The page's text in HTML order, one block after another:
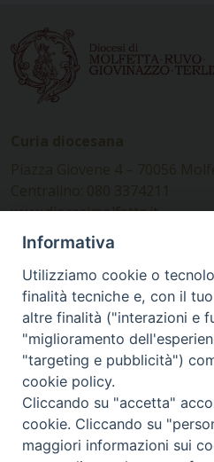
www.diocesimolfetta.it –
Ufficio Comunicazioni sociali
Piazza Giovene 4 – 70056
SEGUICI SU
Facebook
Instagram
X YouTube
Feed
Informativa
Utilizziamo cookie o
finalità tecniche e, con il
altre finalità ("interazioni e
"miglioramento
"targeting e pubblicità")
cookie policy.
Cliccando su "accetta"
cookie. Cliccando su
maggiori informazioni sui